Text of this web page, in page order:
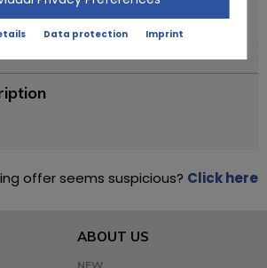
offer seems suspicious? Click here
ABOUT US
NEW
Data protection Imprint